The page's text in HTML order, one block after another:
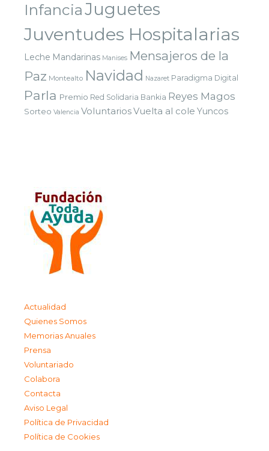
InfanciaJuguetes
Juventudes Hospitalarias
Leche Mandarinas Manises Mensajeros de la
Paz Montealto Navidad Nazaret Paradigma Digital
Parla Premio Red Solidaria Bankia Reyes Magos
Sorteo Valencia VoluntariosVuelta al cole Yuncos
Actualidad
Quienes Somos
Memorias Anuales
Prensa
Voluntariado
Colabora
Contacta
Aviso Legal
Política de Privacidad
Política de Cookies